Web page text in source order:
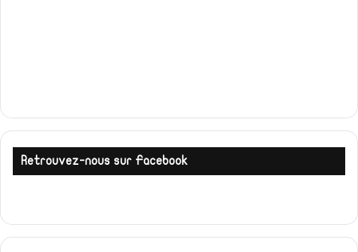
Retrouvez-nous sur Facebook